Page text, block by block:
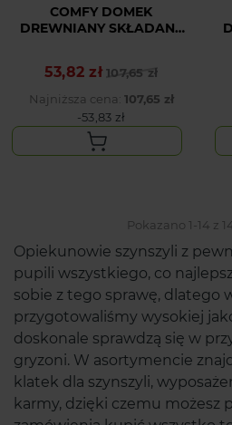
COMFY DOMEK
DREWNIANY SKŁADANY
Cena podstawowa
107,65 zł
Cena
53,82 zł
Najniższa cena: 107,65 zł
-53,83 zł
Pokazano 1-14 z
Opiekunowie szynszyli z
pupili wszystkiego, co
sobie z tego sprawę, dlatego
przygotowaliśmy wysokiej
doskonale sprawdzą się w
gryzoni. W asortymencie
klatek dla szynszyli,
karmy, dzięki czemu możesz